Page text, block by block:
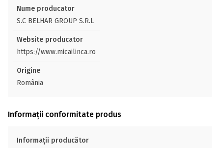
Nume producator
S.C BELHAR GROUP S.R.L
Website producator
https://www.micailinca.ro
Origine
România
Informații conformitate produs
Informații producător